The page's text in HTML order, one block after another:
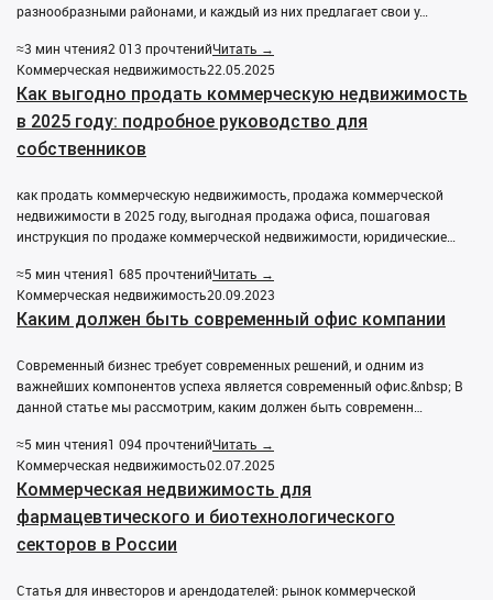
разнообразными районами, и каждый из них предлагает свои у…
≈3 мин чтения2 013 прочтенийЧитать →
Коммерческая недвижимость22.05.2025
Как выгодно продать коммерческую недвижимость
в 2025 году: подробное руководство для
собственников
как продать коммерческую недвижимость, продажа коммерческой
недвижимости в 2025 году, выгодная продажа офиса, пошаговая
инструкция по продаже коммерческой недвижимости, юридические…
≈5 мин чтения1 685 прочтенийЧитать →
Коммерческая недвижимость20.09.2023
Каким должен быть современный офис компании
Современный бизнес требует современных решений, и одним из
важнейших компонентов успеха является современный офис.&nbsp; В
данной статье мы рассмотрим, каким должен быть современн…
≈5 мин чтения1 094 прочтенийЧитать →
Коммерческая недвижимость02.07.2025
Коммерческая недвижимость для
фармацевтического и биотехнологического
секторов в России
Статья для инвесторов и арендодателей: рынок коммерческой